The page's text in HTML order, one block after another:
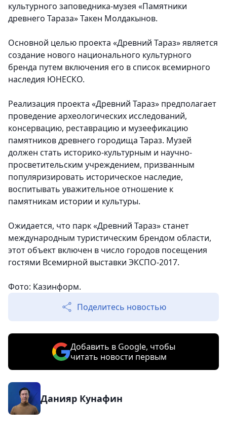
культурного заповедника-музея «Памятники
древнего Тараза» Такен Молдакынов.
Основной целью проекта «Древний Тараз» является
создание нового национального культурного
бренда путем включения его в список всемирного
наследия ЮНЕСКО.
Реализация проекта «Древний Тараз» предполагает
проведение археологических исследований,
консервацию, реставрацию и музеефикацию
памятников древнего городища Тараз. Музей
должен стать историко-культурным и научно-
просветительским учреждением, призванным
популяризировать историческое наследие,
воспитывать уважительное отношение к
памятникам истории и культуры.
Ожидается, что парк «Древний Тараз» станет
международным туристическим брендом области,
этот объект включен в число городов посещения
гостями Всемирной выставки ЭКСПО-2017.
Фото: Казинформ.
Поделитесь новостью
Добавить в Google, чтобы
читать новости первым
Данияр Кунафин